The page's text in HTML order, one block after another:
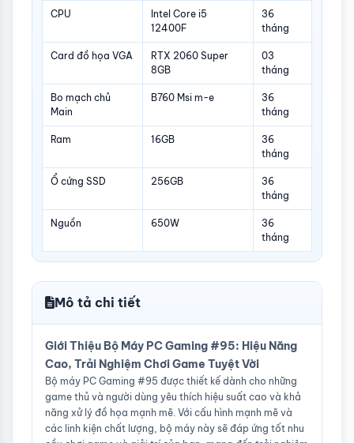
CPU
Intel Core i5
12400F
36
tháng
Card đồ họa VGA
RTX 2060 Super
8GB
03
tháng
Bo mạch chủ
Main
B760 Msi m-e
36
tháng
Ram 16GB
36
tháng
Ổ cứng SSD 256GB
36
tháng
Nguồn 650W
36
tháng
Mô tả chi tiết
Giới Thiệu Bộ Máy PC Gaming #95: Hiệu Năng
Cao, Trải Nghiệm Chơi Game Tuyệt Vời
Bộ máy PC Gaming #95 được thiết kế dành cho những
game thủ và người dùng yêu thích hiệu suất cao và khả
năng xử lý đồ họa mạnh mẽ. Với cấu hình mạnh mẽ và
các linh kiện chất lượng, bộ máy này sẽ đáp ứng tốt nhu